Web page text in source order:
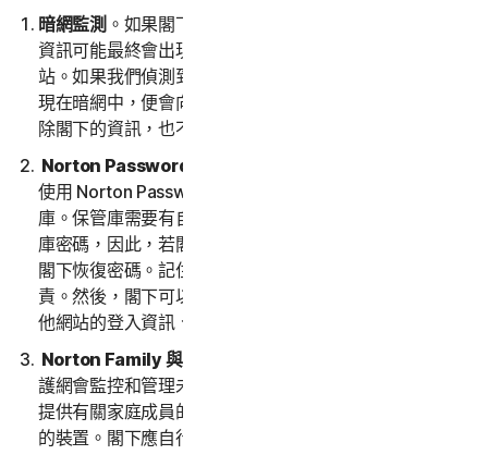
暗網監測 。如果閣下的資訊已受到資料洩漏的影響，則該
資訊可能最終會出現在暗網上。暗網是買賣個人資訊的網
站。如果我們偵測到或認為閣下的資訊可能遭到洩漏或出
現在暗網中，便會向閣下傳送通知。我們不會從暗網上移
除閣下的資訊，也不保證暗網上資訊的準確性或完整性。
Norton Password Manager | 諾頓密碼管理員。
使用 Norton Password Manager，您需要建立一個保管
庫。保管庫需要有自己的密碼。我們不會儲存或保留保管
庫密碼，因此，若閣下遺失了保管庫密碼，我們將無法為
閣下恢復密碼。記住並保留保管庫密碼，概由閣下自行負
責。然後，閣下可以使用保管庫儲存用來存取和使用的其
他網站的登入資訊、密碼和登入 URL。
Norton Family 與家長防護網。
護網會監控和管理未滿 16 歲孩子的線上活動。閣下必須
提供有關家庭成員的資訊，包括任何未成年子女及其使用
的裝置。閣下應自行負責監控他們的裝置和活動。